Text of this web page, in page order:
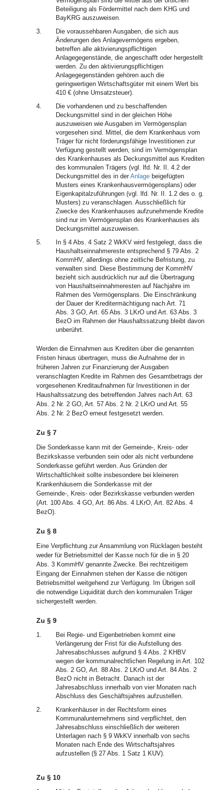
Beteiligung als Fördermittel nach dem KHG und
BayKRG auszuweisen.
3.
Die voraussehbaren Ausgaben, die sich aus
Änderungen des Anlagevermögens ergeben,
betreffen alle aktivierungspflichtigen
Anlagegegenstände, die angeschafft oder hergestellt
werden. Zu den aktivierungspflichtigen
Anlagegegenständen gehören auch die
geringwertigen Wirtschaftsgüter mit einem Wert bis
410 € (ohne Umsatzsteuer).
4.
Die vorhandenen und zu beschaffenden
Deckungsmittel sind in der gleichen Höhe
auszuweisen wie Ausgaben im Vermögensplan
vorgesehen sind. Mittel, die dem Krankenhaus vom
Träger für nicht förderungsfähige Investitionen zur
Verfügung gestellt werden, sind im Vermögensplan
des Krankenhauses als Deckungsmittel aus Krediten
des kommunalen Trägers (vgl. lfd. Nr. II. 4.2 der
Deckungsmittel des in der Anlage beigefügten
Musters eines Krankenhausvermögensplans) oder
Eigenkapitalzuführungen (vgl. lfd. Nr. II. 1.2 des o. g.
Musters) zu veranschlagen. Ausschließlich für
Zwecke des Krankenhauses aufzunehmende Kredite
sind nur im Vermögensplan des Krankenhauses als
Deckungsmittel auszuweisen.
5.
In § 4 Abs. 4 Satz 2 WkKV wird festgelegt, dass die
Haushaltseinnahmereste entsprechend § 79 Abs. 2
KommHV, allerdings ohne zeitliche Befristung, zu
verwalten sind. Diese Bestimmung der KommHV
bezieht sich ausdrücklich nur auf die Übertragung
von Haushaltseinnahmeresten auf Nachjahre im
Rahmen des Vermögensplans. Die Einschränkung
der Dauer der Kreditermächtigung nach Art. 71
Abs. 3 GO, Art. 65 Abs. 3 LKrO und Art. 63 Abs. 3
BezO im Rahmen der Haushaltssatzung bleibt davon
unberührt.
Werden die Einnahmen aus Krediten über die genannten
Fristen hinaus übertragen, muss die Aufnahme der in
früheren Jahren zur Finanzierung der Ausgaben
veranschlagten Kredite im Rahmen des Gesamtbetrags der
vorgesehenen Kreditaufnahmen für Investitionen in der
Haushaltssatzung des betreffenden Jahres nach Art. 63
Abs. 2 Nr. 2 GO, Art. 57 Abs. 2 Nr. 2 LKrO und Art. 55
Abs. 2 Nr. 2 BezO erneut festgesetzt werden.
Zu § 7
Die Sonderkasse kann mit der Gemeinde-, Kreis- oder
Bezirkskasse verbunden sein oder als nicht verbundene
Sonderkasse geführt werden. Aus Gründen der
Wirtschaftlichkeit sollte insbesondere bei kleineren
Krankenhäusern die Sonderkasse mit der
Gemeinde-, Kreis- oder Bezirkskasse verbunden werden
(Art. 100 Abs. 4 GO, Art. 86 Abs. 4 LKrO, Art. 82 Abs. 4
BezO).
Zu § 8
Eine Verpflichtung zur Ansammlung von Rücklagen besteht
weder für Betriebsmittel der Kasse noch für die in § 20
Abs. 3 KommHV genannte Zwecke. Bei rechtzeitigem
Eingang der Einnahmen stehen der Kasse die nötigen
Betriebsmittel weitgehend zur Verfügung. Im Übrigen soll
die notwendige Liquidität durch den kommunalen Träger
sichergestellt werden.
Zu § 9
1.
Bei Regie- und Eigenbetrieben kommt eine
Verlängerung der Frist für die Aufstellung des
Jahresabschlusses aufgrund § 4 Abs. 2 KHBV
wegen der kommunalrechtlichen Regelung in Art. 102
Abs. 2 GO, Art. 88 Abs. 2 LKrO und Art. 84 Abs. 2
BezO nicht in Betracht. Danach ist der
Jahresabschluss innerhalb von vier Monaten nach
Abschluss des Geschäftsjahres aufzustellen.
2.
Krankenhäuser in der Rechtsform eines
Kommunalunternehmens sind verpflichtet, den
Jahresabschluss einschließlich der weiteren
Unterlagen nach § 9 WkKV innerhalb von sechs
Monaten nach Ende des Wirtschaftsjahres
aufzustellen (§ 27 Abs. 1 Satz 1 KUV).
Zu § 10